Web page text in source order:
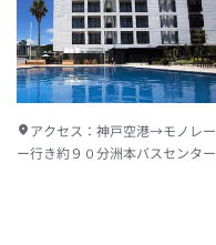
アクセス： 神戸空港→モノレ
ー行き約９０分洲本バスセンタ